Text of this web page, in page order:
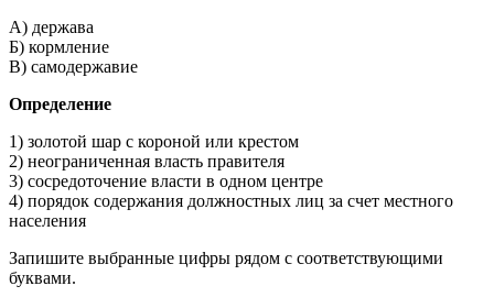
А) держава
Б) кормление
В) самодержавие
Определение
1) золотой шар с короной или крестом
2) неограниченная власть правителя
3) сосредоточение власти в одном центре
4) порядок содержания должностных лиц за счет местного
населения
Запишите выбранные цифры рядом с соответствующими
буквами.